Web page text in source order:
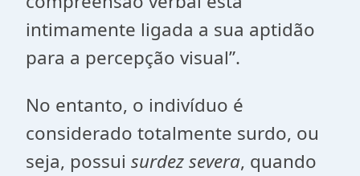
intimamente ligada a sua aptidão
para a percepção visual”.
No entanto, o indivíduo é
considerado totalmente surdo, ou
seja, possui surdez severa, quando